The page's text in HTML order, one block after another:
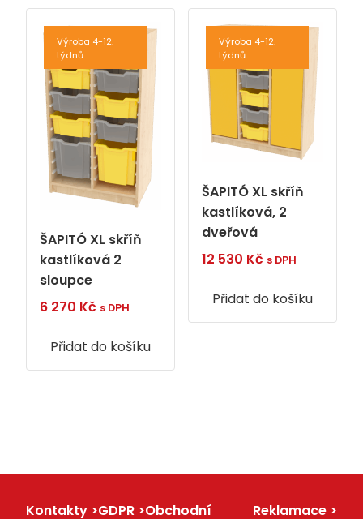
Výroba 4-12.
týdnů
ŠAPITÓ XL skříň
kastlíková 2
sloupce
6 270 Kč s DPH
Přidat do košíku
Výroba 4-12.
týdnů
ŠAPITÓ XL skříň
kastlíková, 2
dveřová
12 530 Kč s DPH
Přidat do košíku
Kontakty GDPR Obchodní Reklamace